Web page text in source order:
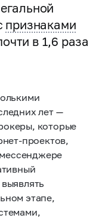
признаками
в 1,6 раза
лет —
которые
проектов,
этапе,